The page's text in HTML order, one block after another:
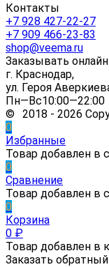
Контакты
+7 928 427-22-27
+7 909 466-23-83
shop@veema.ru
Заказывать
г. Краснодар,
ул. Героя
Пн—Вс10:00—22:00
© 2018 - 2026
0
Избранные
Товар добавлен в
0
Сравнение
Товар добавлен в
0
Корзина
0 ₽
Товар добавлен в
Заказать